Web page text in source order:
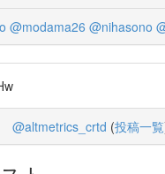
@modama26 @nihasono
@altmetrics_crtd (投稿一覧